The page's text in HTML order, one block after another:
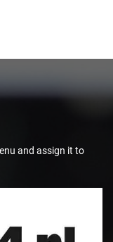
and assign it to